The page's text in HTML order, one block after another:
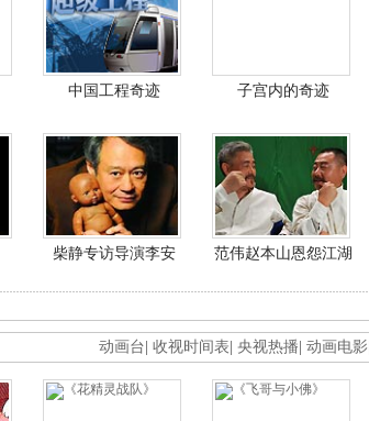
中国工程奇迹 子宫内的奇迹
柴静专访导演李安 范伟赵本山恩怨江湖
动画台 收视时间表 央视热播 动画电影